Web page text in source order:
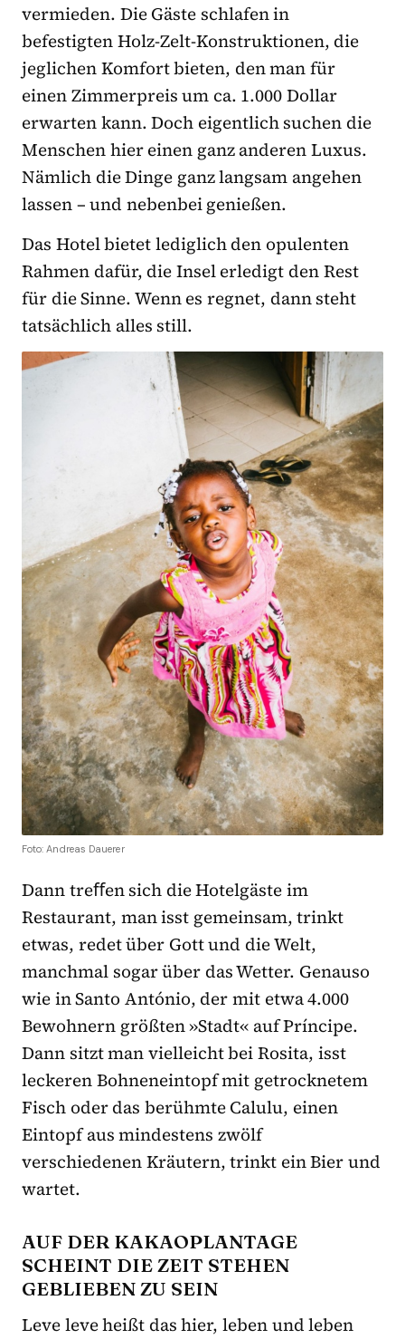
vermieden. Die Gäste schlafen in
befestigten Holz-Zelt-Konstruktionen, die
jeglichen Komfort bieten, den man für
einen Zimmerpreis um ca. 1.000 Dollar
erwarten kann. Doch eigentlich suchen die
Menschen hier einen ganz anderen Luxus.
Nämlich die Dinge ganz langsam angehen
lassen – und nebenbei genießen.
Das Hotel bietet lediglich den opulenten
Rahmen dafür, die Insel erledigt den Rest
für die Sinne. Wenn es regnet, dann steht
tatsächlich alles still.
Foto: Andreas Dauerer
Dann treﬀen sich die Hotelgäste im
Restaurant, man isst gemeinsam, trinkt
etwas, redet über Gott und die Welt,
manchmal sogar über das Wetter. Genauso
wie in Santo António, der mit etwa 4.000
Bewohnern größten »Stadt« auf Príncipe.
Dann sitzt man vielleicht bei Rosita, isst
leckeren Bohneneintopf mit getrocknetem
Fisch oder das berühmte Calulu, einen
Eintopf aus mindestens zwölf
verschiedenen Kräutern, trinkt ein Bier und
wartet.
AUF DER KAKAOPLANTAGE
SCHEINT DIE ZEIT STEHEN
GEBLIEBEN ZU SEIN
Leve leve heißt das hier, leben und leben